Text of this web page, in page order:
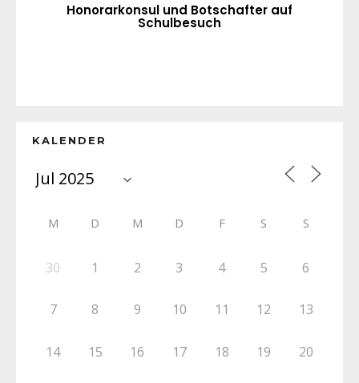
Honorarkonsul und Botschafter auf
Schulbesuch
KALENDER
M D M D F S S
30 1 2 3 4 5 6
7 8 9 10 11 12 13
14 15 16 17 18 19 20